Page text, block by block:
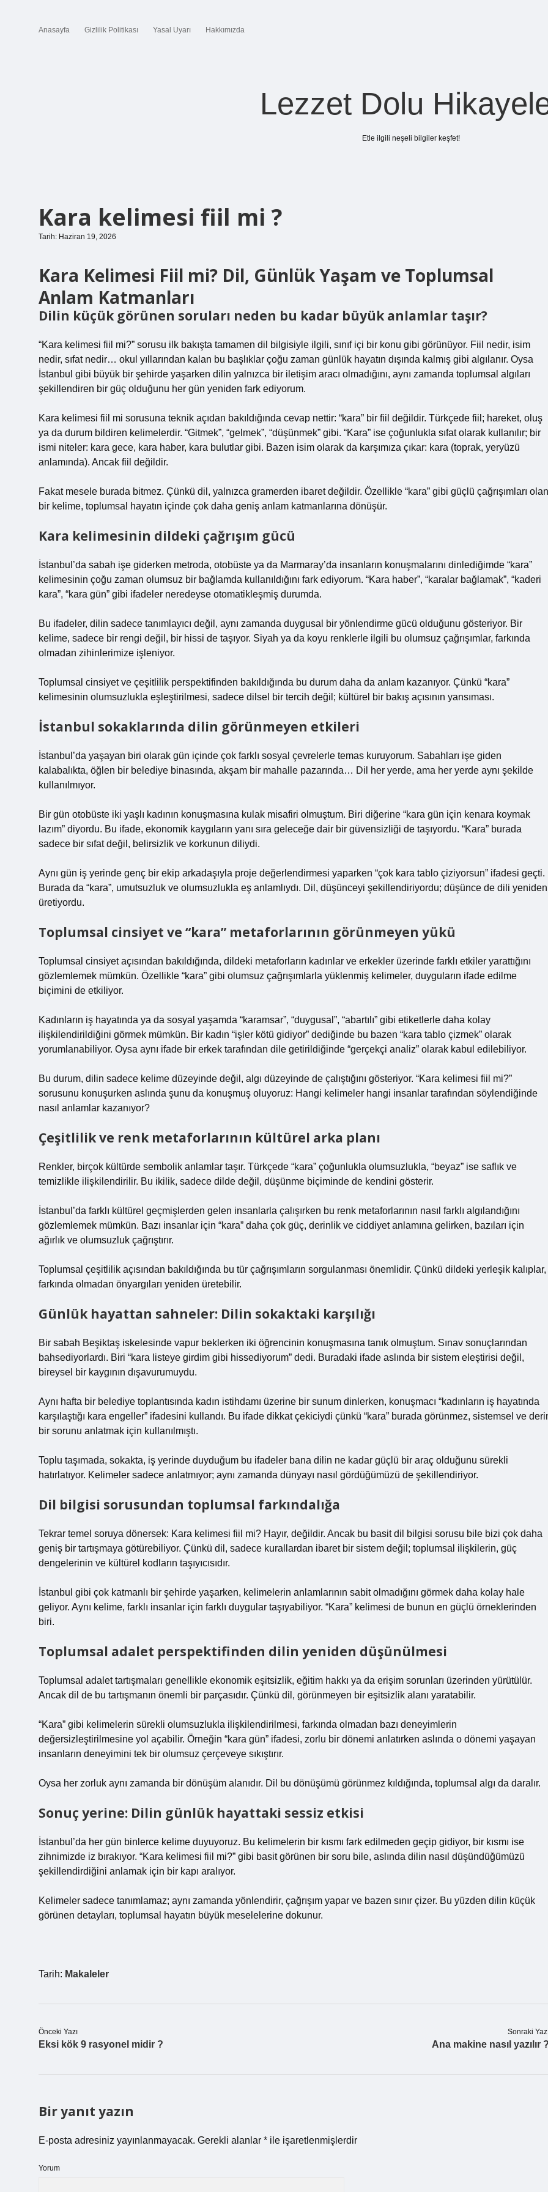
Anasayfa Gizlilik Politikası Yasal Uyarı Hakkımızda
Lezzet Dolu
Etle ilgili neşeli bilgiler keşfet!
Kara kelimesi fiil mi ?
Tarih: Haziran 19, 2026
Kara Kelimesi Fiil mi? Dil, Günlük Yaşam ve Toplumsal
Anlam Katmanları
Dilin küçük görünen soruları neden bu kadar büyük anlamlar taşır?
“Kara kelimesi fiil mi?” sorusu ilk bakışta tamamen dil bilgisiyle ilgili, sınıf içi bir konu gibi görünüyor. Fiil nedir, isim
nedir, sıfat nedir… okul yıllarından kalan bu başlıklar çoğu zaman günlük hayatın dışında kalmış gibi algılanır. Oysa
İstanbul gibi büyük bir şehirde yaşarken dilin yalnızca bir iletişim aracı olmadığını, aynı zamanda toplumsal algıları
şekillendiren bir güç olduğunu her gün yeniden fark ediyorum.
Kara kelimesi fiil mi sorusuna teknik açıdan bakıldığında cevap nettir: “kara” bir fiil değildir. Türkçede fiil; hareket, oluş
ya da durum bildiren kelimelerdir. “Gitmek”, “gelmek”, “düşünmek” gibi. “Kara” ise çoğunlukla sıfat olarak kullanılır; bir
ismi niteler: kara gece, kara haber, kara bulutlar gibi. Bazen isim olarak da karşımıza çıkar: kara (toprak, yeryüzü
anlamında). Ancak fiil değildir.
Fakat mesele burada bitmez. Çünkü dil, yalnızca gramerden ibaret değildir. Özellikle “kara” gibi güçlü çağrışımları olan
bir kelime, toplumsal hayatın içinde çok daha geniş anlam katmanlarına dönüşür.
Kara kelimesinin dildeki çağrışım gücü
İstanbul’da sabah işe giderken metroda, otobüste ya da Marmaray’da insanların konuşmalarını dinlediğimde “kara”
kelimesinin çoğu zaman olumsuz bir bağlamda kullanıldığını fark ediyorum. “Kara haber”, “karalar bağlamak”, “kaderi
kara”, “kara gün” gibi ifadeler neredeyse otomatikleşmiş durumda.
Bu ifadeler, dilin sadece tanımlayıcı değil, aynı zamanda duygusal bir yönlendirme gücü olduğunu gösteriyor. Bir
kelime, sadece bir rengi değil, bir hissi de taşıyor. Siyah ya da koyu renklerle ilgili bu olumsuz çağrışımlar, farkında
olmadan zihinlerimize işleniyor.
Toplumsal cinsiyet ve çeşitlilik perspektifinden bakıldığında bu durum daha da anlam kazanıyor. Çünkü “kara”
kelimesinin olumsuzlukla eşleştirilmesi, sadece dilsel bir tercih değil; kültürel bir bakış açısının yansıması.
İstanbul sokaklarında dilin görünmeyen etkileri
İstanbul’da yaşayan biri olarak gün içinde çok farklı sosyal çevrelerle temas kuruyorum. Sabahları işe giden
kalabalıkta, öğlen bir belediye binasında, akşam bir mahalle pazarında… Dil her yerde, ama her yerde aynı şekilde
kullanılmıyor.
Bir gün otobüste iki yaşlı kadının konuşmasına kulak misafiri olmuştum. Biri diğerine “kara gün için kenara koymak
lazım” diyordu. Bu ifade, ekonomik kaygıların yanı sıra geleceğe dair bir güvensizliği de taşıyordu. “Kara” burada
sadece bir sıfat değil, belirsizlik ve korkunun diliydi.
Aynı gün iş yerinde genç bir ekip arkadaşıyla proje değerlendirmesi yaparken “çok kara tablo çiziyorsun” ifadesi geçti.
Burada da “kara”, umutsuzluk ve olumsuzlukla eş anlamlıydı. Dil, düşünceyi şekillendiriyordu; düşünce de dili yeniden
üretiyordu.
Toplumsal cinsiyet ve “kara” metaforlarının görünmeyen yükü
Toplumsal cinsiyet açısından bakıldığında, dildeki metaforların kadınlar ve erkekler üzerinde farklı etkiler yarattığını
gözlemlemek mümkün. Özellikle “kara” gibi olumsuz çağrışımlarla yüklenmiş kelimeler, duyguların ifade edilme
biçimini de etkiliyor.
Kadınların iş hayatında ya da sosyal yaşamda “karamsar”, “duygusal”, “abartılı” gibi etiketlerle daha kolay
ilişkilendirildiğini görmek mümkün. Bir kadın “işler kötü gidiyor” dediğinde bu bazen “kara tablo çizmek” olarak
yorumlanabiliyor. Oysa aynı ifade bir erkek tarafından dile getirildiğinde “gerçekçi analiz” olarak kabul edilebiliyor.
Bu durum, dilin sadece kelime düzeyinde değil, algı düzeyinde de çalıştığını gösteriyor. “Kara kelimesi fiil mi?”
sorusunu konuşurken aslında şunu da konuşmuş oluyoruz: Hangi kelimeler hangi insanlar tarafından söylendiğinde
nasıl anlamlar kazanıyor?
Çeşitlilik ve renk metaforlarının kültürel arka planı
Renkler, birçok kültürde sembolik anlamlar taşır. Türkçede “kara” çoğunlukla olumsuzlukla, “beyaz” ise saflık ve
temizlikle ilişkilendirilir. Bu ikilik, sadece dilde değil, düşünme biçiminde de kendini gösterir.
İstanbul’da farklı kültürel geçmişlerden gelen insanlarla çalışırken bu renk metaforlarının nasıl farklı algılandığını
gözlemlemek mümkün. Bazı insanlar için “kara” daha çok güç, derinlik ve ciddiyet anlamına gelirken, bazıları için
ağırlık ve olumsuzluk çağrıştırır.
Toplumsal çeşitlilik açısından bakıldığında bu tür çağrışımların sorgulanması önemlidir. Çünkü dildeki yerleşik kalıplar,
farkında olmadan önyargıları yeniden üretebilir.
Günlük hayattan sahneler: Dilin sokaktaki karşılığı
Bir sabah Beşiktaş iskelesinde vapur beklerken iki öğrencinin konuşmasına tanık olmuştum. Sınav sonuçlarından
bahsediyorlardı. Biri “kara listeye girdim gibi hissediyorum” dedi. Buradaki ifade aslında bir sistem eleştirisi değil,
bireysel bir kaygının dışavurumuydu.
Aynı hafta bir belediye toplantısında kadın istihdamı üzerine bir sunum dinlerken, konuşmacı “kadınların iş hayatında
karşılaştığı kara engeller” ifadesini kullandı. Bu ifade dikkat çekiciydi çünkü “kara” burada görünmez, sistemsel ve
bir sorunu anlatmak için kullanılmıştı.
Toplu taşımada, sokakta, iş yerinde duyduğum bu ifadeler bana dilin ne kadar güçlü bir araç olduğunu sürekli
hatırlatıyor. Kelimeler sadece anlatmıyor; aynı zamanda dünyayı nasıl gördüğümüzü de şekillendiriyor.
Dil bilgisi sorusundan toplumsal farkındalığa
Tekrar temel soruya dönersek: Kara kelimesi fiil mi? Hayır, değildir. Ancak bu basit dil bilgisi sorusu bile bizi çok daha
geniş bir tartışmaya götürebiliyor. Çünkü dil, sadece kurallardan ibaret bir sistem değil; toplumsal ilişkilerin, güç
dengelerinin ve kültürel kodların taşıyıcısıdır.
İstanbul gibi çok katmanlı bir şehirde yaşarken, kelimelerin anlamlarının sabit olmadığını görmek daha kolay hale
geliyor. Aynı kelime, farklı insanlar için farklı duygular taşıyabiliyor. “Kara” kelimesi de bunun en güçlü örneklerinden
biri.
Toplumsal adalet perspektifinden dilin yeniden düşünülmesi
Toplumsal adalet tartışmaları genellikle ekonomik eşitsizlik, eğitim hakkı ya da erişim sorunları üzerinden yürütülür.
Ancak dil de bu tartışmanın önemli bir parçasıdır. Çünkü dil, görünmeyen bir eşitsizlik alanı yaratabilir.
“Kara” gibi kelimelerin sürekli olumsuzlukla ilişkilendirilmesi, farkında olmadan bazı deneyimlerin
değersizleştirilmesine yol açabilir. Örneğin “kara gün” ifadesi, zorlu bir dönemi anlatırken aslında o dönemi yaşayan
insanların deneyimini tek bir olumsuz çerçeveye sıkıştırır.
Oysa her zorluk aynı zamanda bir dönüşüm alanıdır. Dil bu dönüşümü görünmez kıldığında, toplumsal algı da daralır.
Sonuç yerine: Dilin günlük hayattaki sessiz etkisi
İstanbul’da her gün binlerce kelime duyuyoruz. Bu kelimelerin bir kısmı fark edilmeden geçip gidiyor, bir kısmı ise
zihnimizde iz bırakıyor. “Kara kelimesi fiil mi?” gibi basit görünen bir soru bile, aslında dilin nasıl düşündüğümüzü
şekillendirdiğini anlamak için bir kapı aralıyor.
Kelimeler sadece tanımlamaz; aynı zamanda yönlendirir, çağrışım yapar ve bazen sınır çizer. Bu yüzden dilin küçük
görünen detayları, toplumsal hayatın büyük meselelerine dokunur.
Tarih: Makaleler
Önceki Yazı
Eksi kök 9 rasyonel midir ?
Sonraki
Ana makine nasıl yazılır
Bir yanıt yazın
E-posta adresiniz yayınlanmayacak. Gerekli alanlar * ile işaretlenmişlerdir
Yorum